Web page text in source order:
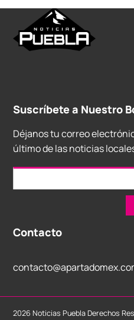
Suscríbete a Nuestro
Déjanos tu correo
último de las noticias
Contacto
2026 Noticias Puebla Derechos